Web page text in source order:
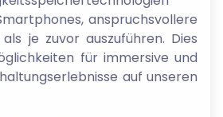
anspruchsvollere
je zuvor auszuführen. Dies
für immersive und
auf unseren